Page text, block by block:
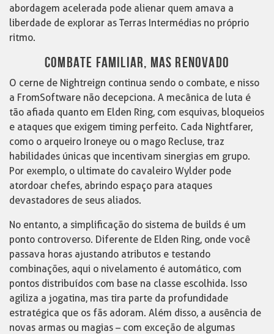
abordagem acelerada pode alienar quem amava a
liberdade de explorar as Terras Intermédias no próprio
ritmo.
COMBATE FAMILIAR, MAS RENOVADO
O cerne de Nightreign continua sendo o combate, e nisso
a FromSoftware não decepciona. A mecânica de luta é
tão afiada quanto em Elden Ring, com esquivas, bloqueios
e ataques que exigem timing perfeito. Cada Nightfarer,
como o arqueiro Ironeye ou o mago Recluse, traz
habilidades únicas que incentivam sinergias em grupo.
Por exemplo, o ultimate do cavaleiro Wylder pode
atordoar chefes, abrindo espaço para ataques
devastadores de seus aliados.
No entanto, a simplificação do sistema de builds é um
ponto controverso. Diferente de Elden Ring, onde você
passava horas ajustando atributos e testando
combinações, aqui o nivelamento é automático, com
pontos distribuídos com base na classe escolhida. Isso
agiliza a jogatina, mas tira parte da profundidade
estratégica que os fãs adoram. Além disso, a ausência de
novas armas ou magias – com exceção de algumas